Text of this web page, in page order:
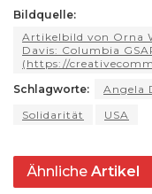
ts
A
p
p
ra
m
b
o
o
ar
e
Bildquelle:
Artikelbild von Orna
Davis: Columbia
(https://
Schlagworte:
Angela
Solidarität
USA
Ähnliche Artikel